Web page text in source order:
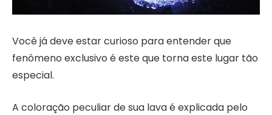
Você já deve estar curioso para entender que
fenômeno exclusivo é este que torna este lugar tão
especial.
A coloração peculiar de sua lava é explicada pelo